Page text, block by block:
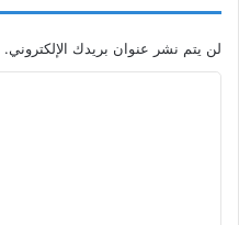
لن يتم نشر عنوان بريدك الإلكتروني.